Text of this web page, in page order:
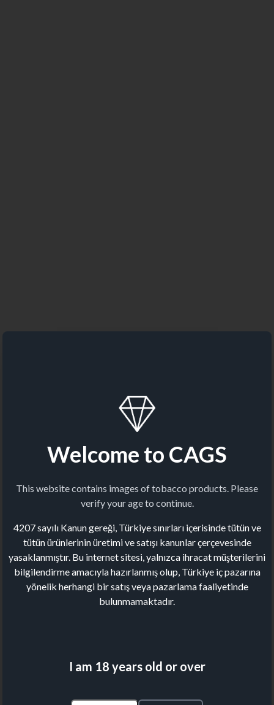
Welcome to CAGS
This website contains images of tobacco products. Please
verify your age to continue.
4207 sayılı Kanun gereği, Türkiye sınırları içerisinde tütün ve
tütün ürünlerinin üretimi ve satışı kanunlar çerçevesinde
yasaklanmıştır. Bu internet sitesi, yalnızca ihracat müşterilerini
bilgilendirme amacıyla hazırlanmış olup, Türkiye iç pazarına
yönelik herhangi bir satış veya pazarlama faaliyetinde
bulunmamaktadır.
I am 18 years old or over